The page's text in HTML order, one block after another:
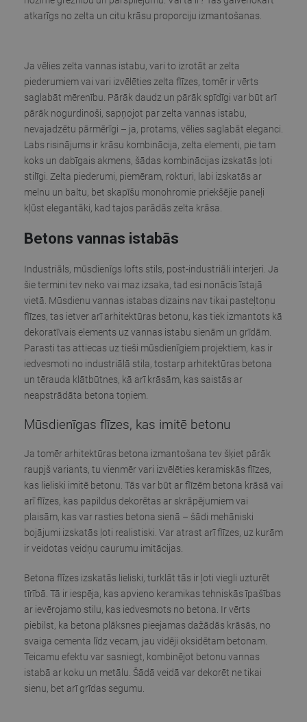
atkarīgs no zelta un citu krāsu proporciju izmantošanas.
Ja vēlies zelta vannas istabu, vari to izrotāt ar zelta
piederumiem vai vari izvēlēties zelta flīzes, tomēr ir vērts
saglabāt mērenību. Pārāk daudz un pārāk spīdīgi var būt arī
pārāk nogurdinoši, sapņojot par zelta vannas istabu,
nevajadzētu pārmērīgi – ja, protams, vēlies saglabāt eleganci.
Labs risinājums ir krāsu kombinācija, zelta elementi, pie tam
koks un dabīgais akmens, šādas kombinācijas izskatās ļoti
stilīgi. Zelta piederumi, piemēram, rokturi, labi izskatās ar
melnu un baltu, bet skapīšu monohromie priekšējie paneļi
kļūst elegantāki, kad tajos parādās zelta krāsa.
Betons vannas istabās
Industriāls, mūsdienīgs lofts stils, post-industriāli interjeri. Ja
šie termini tev neko vai maz izsaka, tad esi nonācis īstajā
vietā. Mūsdienu vannas istabas dizains nav tikai pasteļtoņu
flīzes, tas ietver arī arhitektūras betonu, kas tiek izmantots kā
dekoratīvais elements uz vannas istabu sienām un grīdām.
Parasti tas attiecas uz tieši mūsdienīgiem projektiem, kas ir
iedvesmoti no industriālā stila, tostarp arhitektūras betona
un tērauda klātbūtnes, kā arī krāsām, kas saistās ar
neapstrādāta betona toņiem.
Mūsdienīgas flīzes, kas imitē betonu
Ja tomēr arhitektūras betona izmantošana tev šķiet pārāk
raupjš variants, tu vienmēr vari izvēlēties keramiskās flīzes,
kas lieliski imitē betonu. Tās var būt ar flīzēm betona krāsā vai
arī flīzes, kas papildus dekorētas ar skrāpējumiem vai
plaisām, kas var rasties betona sienā – šādi mehāniski
bojājumi izskatās ļoti realistiski. Var atrast arī flīzes, uz kurām
ir veidotas veidņu caurumu imitācijas.
Betona flīzes izskatās lieliski, turklāt tās ir ļoti viegli uzturēt
tīrībā. Tā ir iespēja, kas apvieno keramikas tehniskās īpašības
ar ievērojamo stilu, kas iedvesmots no betona. Ir vērts
piebilst, ka betona plāksnes pieejamas dažādās krāsās, no
svaiga cementa līdz vecam, jau vidēji oksidētam betonam.
Teicamu efektu var sasniegt, kombinējot betonu vannas
istabā ar koku un metālu. Šādā veidā var dekorēt ne tikai
sienu, bet arī grīdas segumu.